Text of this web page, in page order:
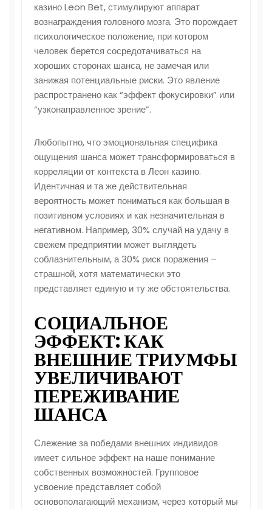
казино Leon Bet, стимулируют аппарат
вознаграждения головного мозга. Это порождает
психологическое положение, при котором
человек берется сосредотачиваться на
хороших сторонах шанса, не замечая или
занижая потенциальные риски. Это явление
распространено как “эффект фокусировки” или
“узконаправленное зрение”.
Любопытно, что эмоциональная специфика
ощущения шанса может трансформироваться в
корреляции от контекста в Леон казино.
Идентичная и та же действительная
вероятность может пониматься как большая в
позитивном условиях и как незначительная в
негативном. Например, 30% случай на удачу в
свежем предприятии может выглядеть
соблазнительным, а 30% риск поражения –
страшной, хотя математически это
представляет единую и ту же обстоятельства.
СОЦИАЛЬНОЕ
ЭФФЕКТ: КАК
ВНЕШНИЕ ТРИУМФЫ
УВЕЛИЧИВАЮТ
ПЕРЕЖИВАНИЕ
ШАНСА
Слежение за победами внешних индивидов
имеет сильное эффект на наше понимание
собственных возможностей. Групповое
усвоение представляет собой
основополагающий механизм, через который мы